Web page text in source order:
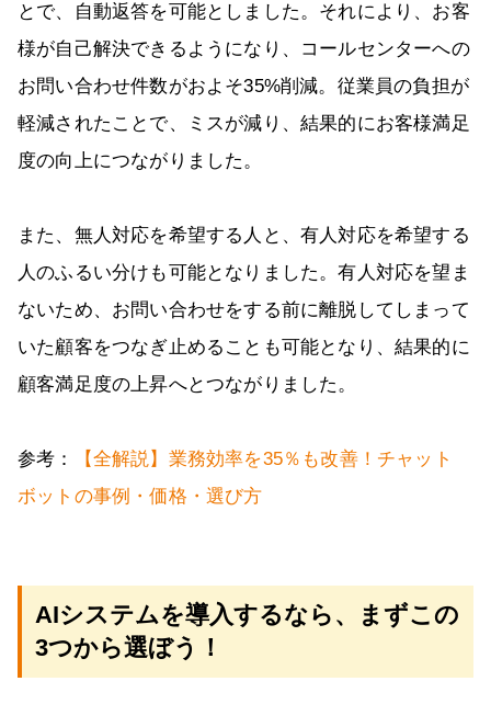
とで、自動返答を可能としました。それにより、お客
様が自己解決できるようになり、コールセンターへの
お問い合わせ件数がおよそ35%削減。従業員の負担が
軽減されたことで、ミスが減り、結果的にお客様満足
度の向上につながりました。
また、無人対応を希望する人と、有人対応を希望する
人のふるい分けも可能となりました。有人対応を望ま
ないため、お問い合わせをする前に離脱してしまって
いた顧客をつなぎ止めることも可能となり、結果的に
顧客満足度の上昇へとつながりました。
参考：
【全解説】業務効率を35％も改善！チャット
ボットの事例・価格・選び方
AIシステムを導入するなら、まずこの
3つから選ぼう！